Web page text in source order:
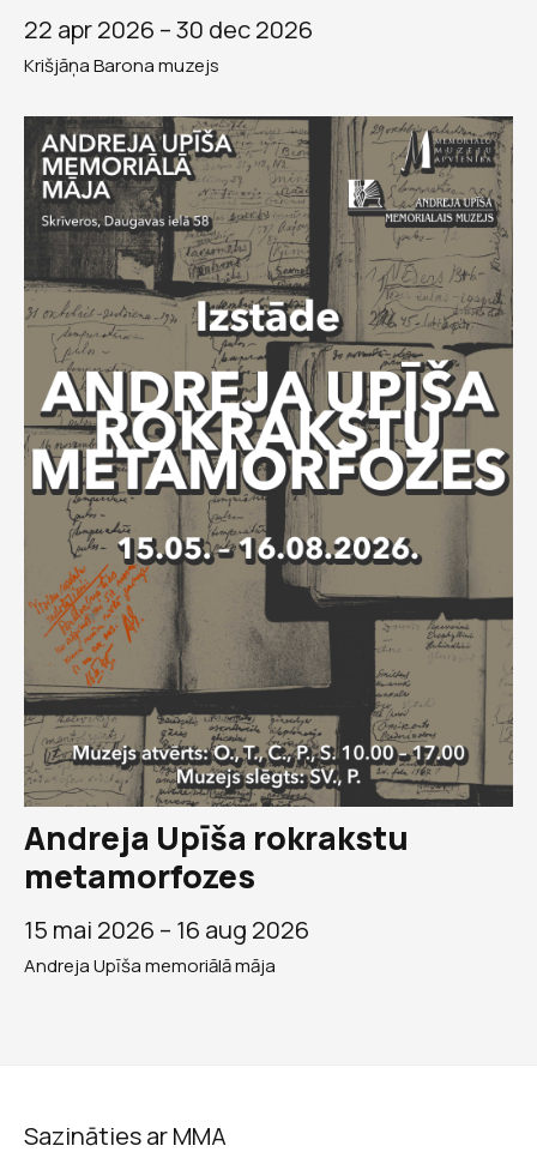
22 apr 2026 –30 dec 2026
Krišjāņa Barona muzejs
Andreja Upīša rokrakstu
metamorfozes
15 mai 2026 – 16 aug 2026
Andreja Upīša memoriālā māja
Sazināties ar MMA